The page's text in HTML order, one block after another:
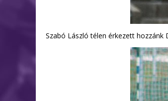
Szabó László télen érkezett hozzánk